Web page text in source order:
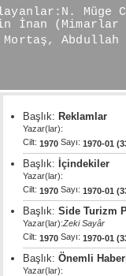
Müge
İnan (Mimarlar
Abdullah
İstanbul
Başlık: Reklamlar
Yazar(lar):
Cilt: 1970 Sayı: 1970-01
Başlık: İçindekiler
Yazar(lar):
Cilt: 1970 Sayı: 1970-01
Başlık: Side Turizm
Yazar(lar):Zeki Sayâr
Cilt: 1970 Sayı: 1970-01
Başlık: Önemli
Yazar(lar):